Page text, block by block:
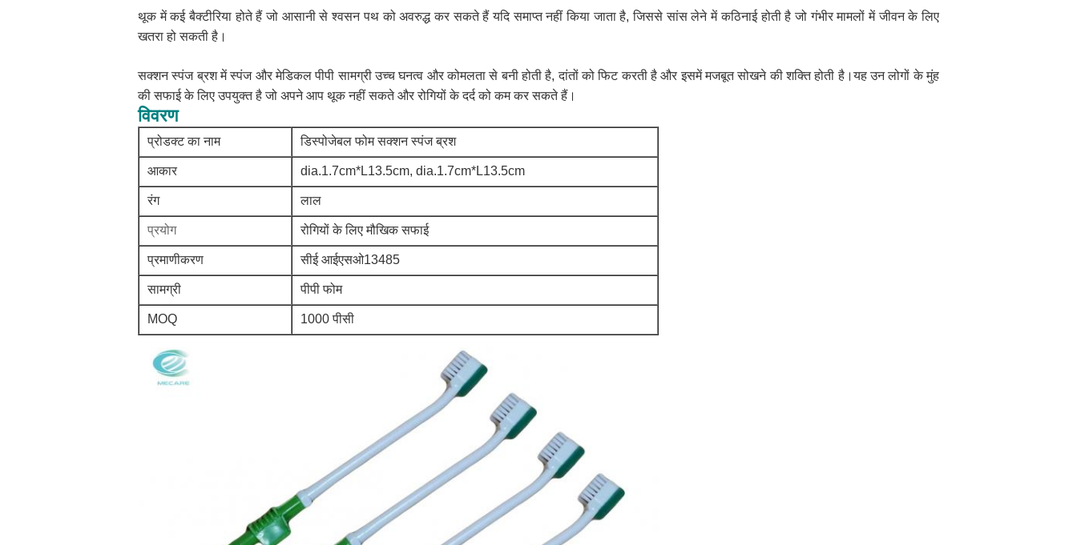
थूक में कई बैक्टीरिया होते हैं जो आसानी से श्वसन पथ को अवरुद्ध कर सकते हैं यदि समाप्त नहीं किया जाता है, जिससे सांस लेने में कठिनाई होती है जो गंभीर मामलों में जीवन के लिए
खतरा हो सकती है।
सक्शन स्पंज ब्रश में स्पंज और मेडिकल पीपी सामग्री उच्च घनत्व और कोमलता से बनी होती है, दांतों को फिट करती है और इसमें मजबूत सोखने की शक्ति होती है।यह उन लोगों के मुंह
की सफाई के लिए उपयुक्त है जो अपने आप थूक नहीं सकते और रोगियों के दर्द को कम कर सकते हैं।
विवरण
प्रोडक्ट का नाम डिस्पोजेबल फोम सक्शन स्पंज ब्रश
आकार dia.1.7cm*L13.5cm, dia.1.7cm*L13.5cm
रंग लाल
प्रयोग रोगियों के लिए मौखिक सफाई
प्रमाणीकरण सीई आईएसओ13485
सामग्री पीपी फोम
MOQ 1000 पीसी